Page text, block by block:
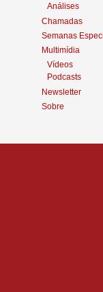
Análises
Chamadas
Semanas
Multimídia
Vídeos
Podcasts
Newsletter
Sobre